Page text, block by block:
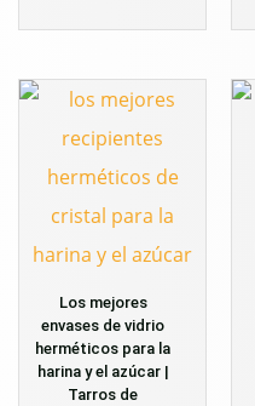
Los mejores
envases de vidrio
herméticos para la
harina y el azúcar |
Tarros de